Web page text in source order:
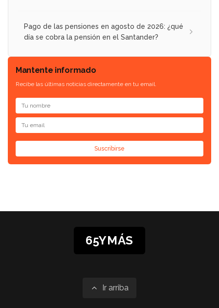
Pago de las pensiones en agosto de 2026: ¿qué
día se cobra la pensión en el Santander?
Mantente informado
Recibe las últimas noticias directamente en tu email.
Suscribirse
65YMÁS
Ir arriba